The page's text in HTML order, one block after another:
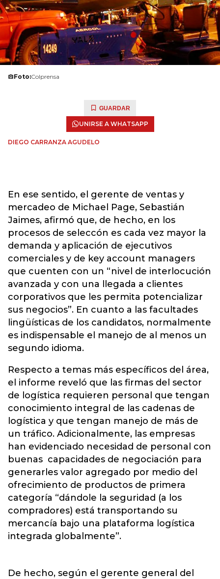
Foto:Colprensa
GUARDAR
UNIRSE A WHATSAPP
DIEGO CARRANZA AGUDELO
En ese sentido, el gerente de ventas y
mercadeo de Michael Page, Sebastián
Jaimes, afirmó que, de hecho, en los
procesos de seleccón es cada vez mayor la
demanda y aplicación de ejecutivos
comerciales y de key account managers
que cuenten con un “nivel de interlocución
avanzada y con una llegada a clientes
corporativos que les permita potencializar
sus negocios”. En cuanto a las facultades
lingüísticas de los candidatos, normalmente
es indispensable el manejo de al menos un
segundo idioma.
Respecto a temas más específicos del área,
el informe reveló que las firmas del sector
de logística requieren personal que tengan
conocimiento integral de las cadenas de
logística y que tengan manejo de más de
un tráfico. Adicionalmente, las empresas
han evidenciado necesidad de personal con
buenas capacidades de negociación para
generarles valor agregado por medio del
ofrecimiento de productos de primera
categoría “dándole la seguridad (a los
compradores) está transportando su
mercancía bajo una plataforma logística
integrada globalmente”.
De hecho, según el gerente general del